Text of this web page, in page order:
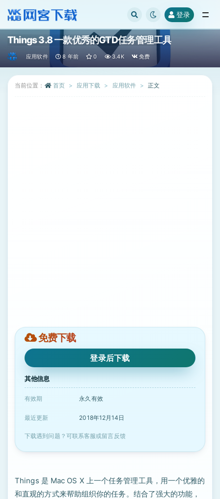
登录
Things 3.8 一款优秀的GTD任务管理工具
应用软件 8 年前 0 3.4K 免费
当前位置： 首页 应用下载 应用软件 正文
免费下载
登录后下载
其他信息
有效期 永久有效
最近更新 2018年12月14日
下载遇到问题？可联系客服或留言反馈
Things 是 Mac OS X 上一个任务管理工具，用一个优雅的
和直观的方式来帮助组织你的任务。结合了强大的功能，
全部